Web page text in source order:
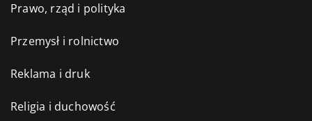
Prawo, rząd i polityka
Przemysł i rolnictwo
Reklama i druk
Religia i duchowość